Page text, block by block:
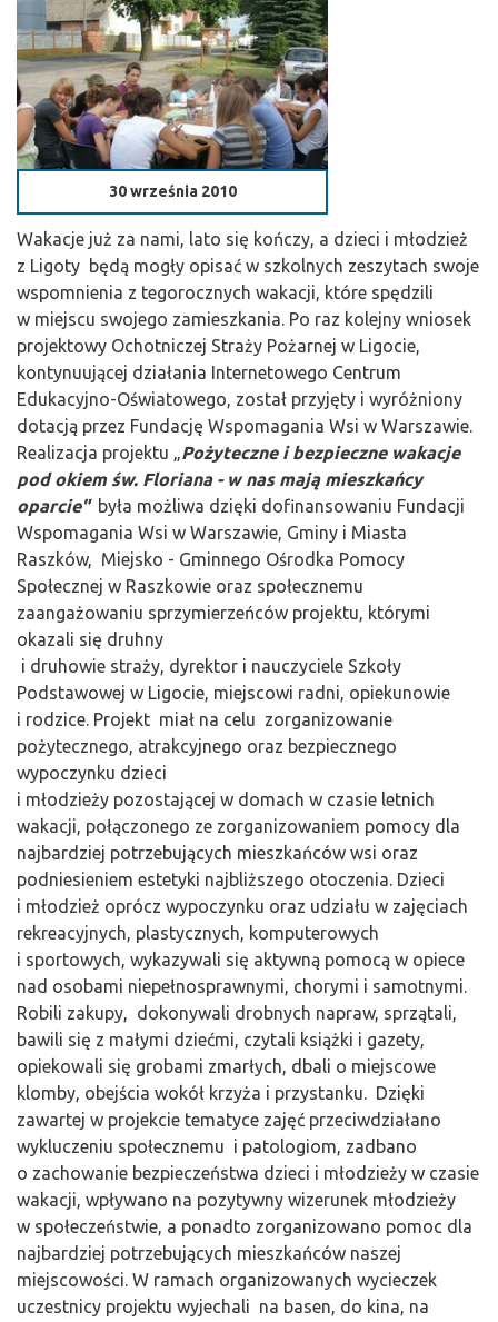
30 września 2010
Wakacje już za nami, lato się kończy, a dzieci i młodzież
z Ligoty będą mogły opisać w szkolnych zeszytach swoje
wspomnienia z tegorocznych wakacji, które spędzili
w miejscu swojego zamieszkania. Po raz kolejny wniosek
projektowy Ochotniczej Straży Pożarnej w Ligocie,
kontynuującej działania Internetowego Centrum
Edukacyjno-Oświatowego, został przyjęty i wyróżniony
dotacją przez Fundację Wspomagania Wsi w Warszawie.
Realizacja projektu „Pożyteczne i bezpieczne wakacje
pod okiem św. Floriana - w nas mają mieszkańcy
oparcie"była możliwa dzięki dofinansowaniu Fundacji
Wspomagania Wsi w Warszawie, Gminy i Miasta
Raszków, Miejsko - Gminnego Ośrodka Pomocy
Społecznej w Raszkowie oraz społecznemu
zaangażowaniu sprzymierzeńców projektu, którymi
okazali się druhny
i druhowie straży, dyrektor i nauczyciele Szkoły
Podstawowej w Ligocie, miejscowi radni, opiekunowie
i rodzice. Projekt miał na celu zorganizowanie
pożytecznego, atrakcyjnego oraz bezpiecznego
wypoczynku dzieci
i młodzieży pozostającej w domach w czasie letnich
wakacji, połączonego ze zorganizowaniem pomocy dla
najbardziej potrzebujących mieszkańców wsi oraz
podniesieniem estetyki najbliższego otoczenia. Dzieci
i młodzież oprócz wypoczynku oraz udziału w zajęciach
rekreacyjnych, plastycznych, komputerowych
i sportowych, wykazywali się aktywną pomocą w opiece
nad osobami niepełnosprawnymi, chorymi i samotnymi.
Robili zakupy, dokonywali drobnych napraw, sprzątali,
bawili się z małymi dziećmi, czytali książki i gazety,
opiekowali się grobami zmarłych, dbali o miejscowe
klomby, obejścia wokół krzyża i przystanku. Dzięki
zawartej w projekcie tematyce zajęć przeciwdziałano
wykluczeniu społecznemu i patologiom, zadbano
o zachowanie bezpieczeństwa dzieci i młodzieży w czasie
wakacji, wpływano na pozytywny wizerunek młodzieży
w społeczeństwie, a ponadto zorganizowano pomoc dla
najbardziej potrzebujących mieszkańców naszej
miejscowości. W ramach organizowanych wycieczek
uczestnicy projektu wyjechali na basen, do kina, na